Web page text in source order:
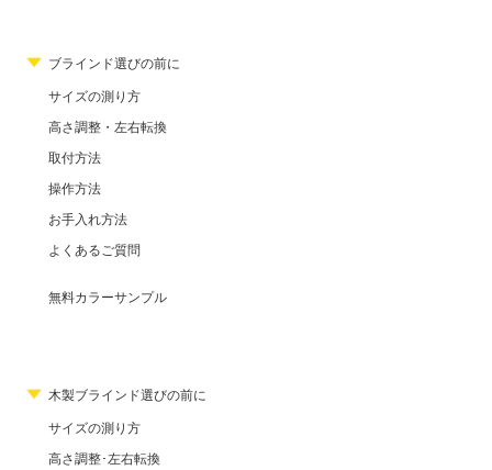
ブラインド選びの前に
サイズの測り方
高さ調整・左右転換
取付方法
操作方法
お手入れ方法
よくあるご質問
無料カラーサンプル
木製ブラインド選びの前に
サイズの測り方
高さ調整･左右転換